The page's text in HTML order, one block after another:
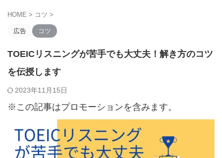
HOME > コツ >
広告 コツ
TOEICリスニングが苦手でも大丈夫！解き方のコツ
を伝授します
2023年11月15日
※この記事はプロモーションを含みます。